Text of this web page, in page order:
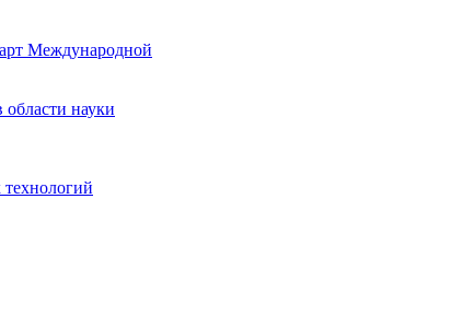
Международной
науки